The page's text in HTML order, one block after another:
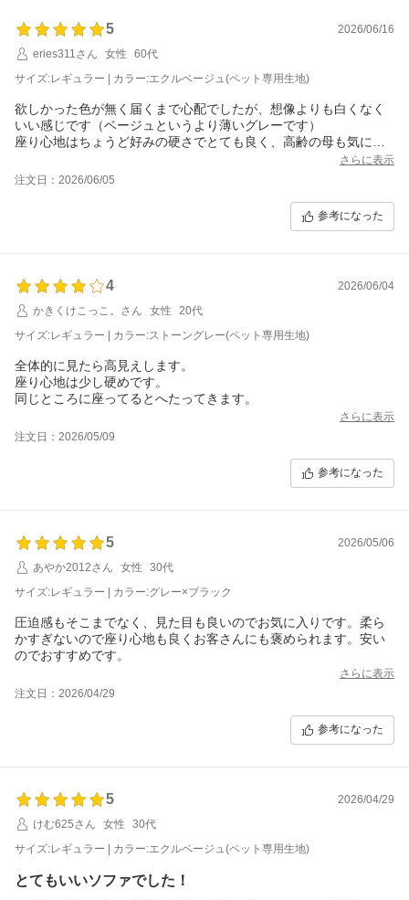
5
2026/06/16
eries311さん
女性
60代
サイズ:レギュラー | カラー:エクルベージュ(ペット専用生地)
欲しかった色が無く届くまで心配でしたが、想像よりも白くなく
いい感じです（ベージュというより薄いグレーです）
座り心地はちょうど好みの硬さでとても良く、高齢の母も気に入
組み立ては簡単でしたが、肘掛け部分が浮き気味で黒い下地がチ
ラ見えするのが気になります。
さらに表示
注文日：2026/06/05
参考になった
4
2026/06/04
かきくけこっこ。さん
女性
20代
サイズ:レギュラー | カラー:ストーングレー(ペット専用生地)
全体的に見たら高見えします。
座り心地は少し硬めです。
同じところに座ってるとへたってきます。
さらに表示
注文日：2026/05/09
参考になった
5
2026/05/06
あやか2012さん
女性
30代
サイズ:レギュラー | カラー:グレー×ブラック
圧迫感もそこまでなく、見た目も良いのでお気に入りです。柔ら
かすぎないので座り心地も良くお客さんにも褒められます。安い
のでおすすめです。
さらに表示
注文日：2026/04/29
参考になった
5
2026/04/29
けむ625さん
女性
30代
サイズ:レギュラー | カラー:エクルベージュ(ペット専用生地)
とてもいいソファでした！